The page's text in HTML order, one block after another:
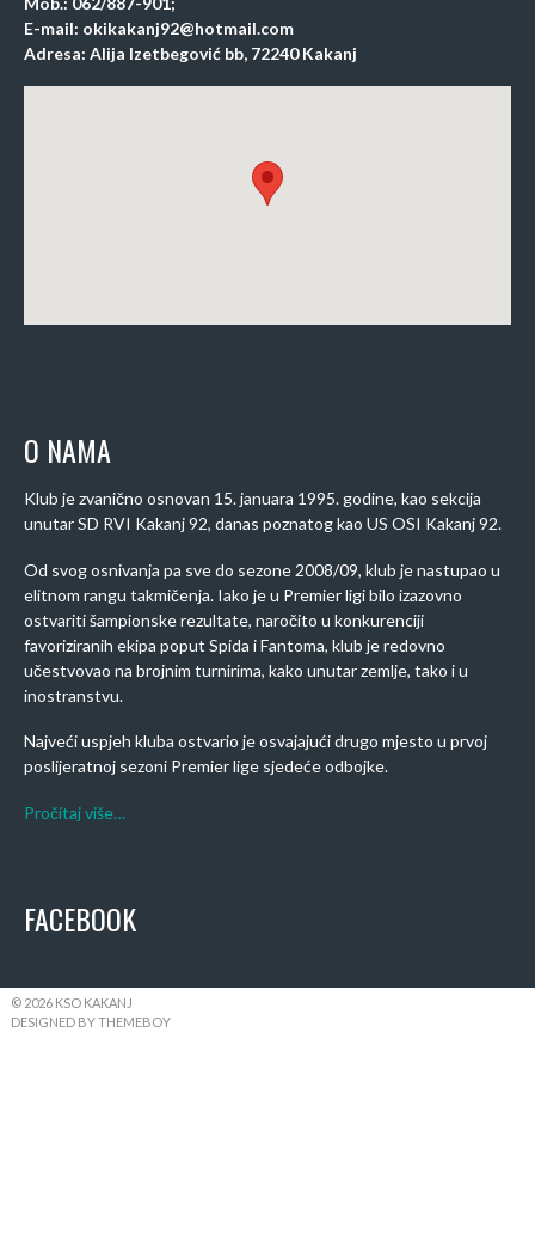
E-mail: okikakanj92@hotmail.com
Adresa: Alija Izetbegović bb, 72240 Kakanj
O NAMA
Klub je zvanično osnovan 15. januara 1995. godine, kao sekcija
unutar SD RVI Kakanj 92, danas poznatog kao US OSI Kakanj 92.
Od svog osnivanja pa sve do sezone 2008/09, klub je nastupao u
elitnom rangu takmičenja. Iako je u Premier ligi bilo izazovno
ostvariti šampionske rezultate, naročito u konkurenciji
favoriziranih ekipa poput Spida i Fantoma, klub je redovno
učestvovao na brojnim turnirima, kako unutar zemlje, tako i u
inostranstvu.
Najveći uspjeh kluba ostvario je osvajajući drugo mjesto u prvoj
poslijeratnoj sezoni Premier lige sjedeće odbojke.
Pročitaj više…
FACEBOOK
© 2026 KSO KAKANJ
DESIGNED BY THEMEBOY